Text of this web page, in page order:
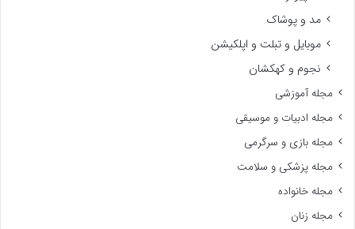
مد و پوشاک
موبایل و تبلت و اپلکیشن
نجوم و کهکشان
مجله آموزشی
مجله ادبیات و موسیقی
مجله بازی و سرگرمی
مجله پزشکی و سلامت
مجله خانواده
مجله زنان